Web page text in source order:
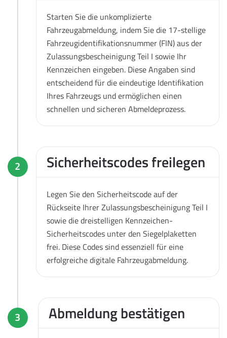
Starten Sie die unkomplizierte
Fahrzeugabmeldung, indem Sie die 17-stellige
Fahrzeugidentifikationsnummer (FIN) aus der
Zulassungsbescheinigung Teil I sowie Ihr
Kennzeichen eingeben. Diese Angaben sind
entscheidend für die eindeutige Identifikation
Ihres Fahrzeugs und ermöglichen einen
schnellen und sicheren Abmeldeprozess.
2 Sicherheitscodes freilegen
Legen Sie den Sicherheitscode auf der
Rückseite Ihrer Zulassungsbescheinigung Teil I
sowie die dreistelligen Kennzeichen-
Sicherheitscodes unter den Siegelplaketten
frei. Diese Codes sind essenziell für eine
erfolgreiche digitale Fahrzeugabmeldung.
3 Abmeldung bestätigen